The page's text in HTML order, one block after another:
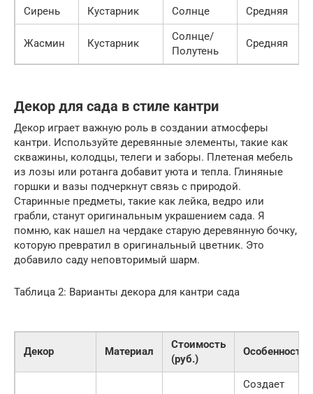
Сирень Кустарник Солнце Средняя
Жасмин Кустарник
Солнце/
Полутень
Средняя
Декор для сада в стиле кантри
Декор играет важную роль в создании атмосферы
кантри. Используйте деревянные элементы, такие как
скважины, колодцы, телеги и заборы. Плетеная мебель
из лозы или ротанга добавит уюта и тепла. Глиняные
горшки и вазы подчеркнут связь с природой.
Старинные предметы, такие как лейка, ведро или
грабли, станут оригинальным украшением сада. Я
помню, как нашел на чердаке старую деревянную бочку,
которую превратил в оригинальный цветник. Это
добавило саду неповторимый шарм.
Таблица 2: Варианты декора для кантри сада
Декор Материал
Стоимость
(руб.)
Особенности
Создает